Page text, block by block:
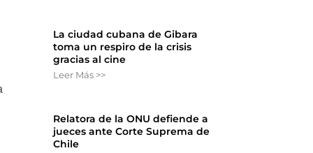
La ciudad cubana de Gibara
toma un respiro de la crisis
gracias al cine
Leer Más >>
Relatora de la ONU defiende a
jueces ante Corte Suprema de
Chile